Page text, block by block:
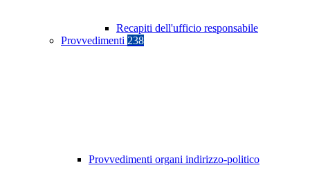
Recapiti dell'ufficio responsabile
Provvedimenti 238
Provvedimenti organi indirizzo-politico